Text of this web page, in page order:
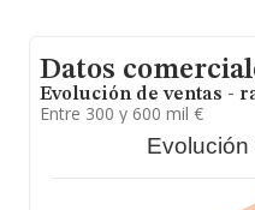
Datos
Evolución de ventas -
Entre 300 y 600 mil €